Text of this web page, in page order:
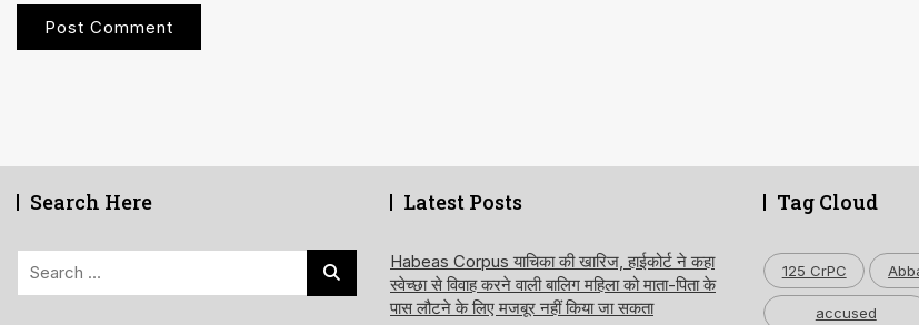
Search Here Latest Posts
Habeas Corpus याचिका की खारिज, हाईकोर्ट ने कहा
स्वेच्छा से विवाह करने वाली बालिग महिला को माता-पिता के
पास लौटने के लिए मजबूर नहीं किया जा सकता
Tag Cloud
125 CrPC
accused